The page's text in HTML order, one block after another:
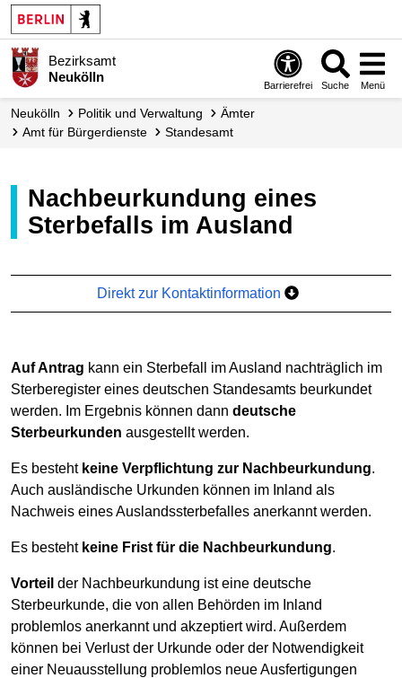
Bezirksamt
Neukölln
Barrierefrei Suche Menü
Neukölln Politik und Verwaltung
Ämter
Amt für Bürgerdienste
Standesamt
Nachbeurkundung eines
Sterbefalls im Ausland
Direkt zur Kontaktinformation
Auf Antrag kann ein Sterbefall im Ausland nachträglich im
Sterberegister eines deutschen Standesamts beurkundet
werden. Im Ergebnis können dann deutsche
Sterbeurkunden ausgestellt werden.
Es besteht keine Verpflichtung zur Nachbeurkundung.
Auch ausländische Urkunden können im Inland als
Nachweis eines Auslandssterbefalles anerkannt werden.
Es besteht keine Frist für die Nachbeurkundung.
Vorteil der Nachbeurkundung ist eine deutsche
Sterbeurkunde, die von allen Behörden im Inland
problemlos anerkannt und akzeptiert wird. Außerdem
können bei Verlust der Urkunde oder der Notwendigkeit
einer Neuausstellung problemlos neue Ausfertigungen